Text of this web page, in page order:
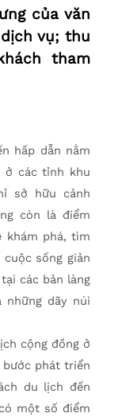
của văn
vụ; thu
tham
hấp dẫn nằm
ở các tỉnh khu
sở hữu cảnh
còn là điểm
khám phá, tìm
sống giản
các bản làng
những dãy núi
cộng đồng ở
bước phát triển
du lịch đến
một số điểm